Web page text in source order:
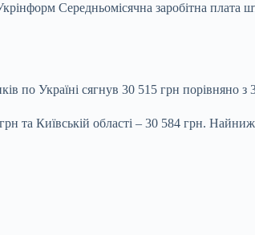
Середньомісячна заробітна плата
по Україні сягнув 30 515 грн порівняно з
та Київській області – 30 584 грн.